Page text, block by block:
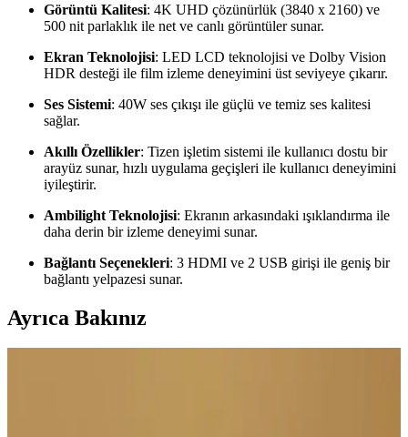
Görüntü Kalitesi: 4K UHD çözünürlük (3840 x 2160) ve
500 nit parlaklık ile net ve canlı görüntüler sunar.
Ekran Teknolojisi: LED LCD teknolojisi ve Dolby Vision
HDR desteği ile film izleme deneyimini üst seviyeye çıkarır.
Ses Sistemi: 40W ses çıkışı ile güçlü ve temiz ses kalitesi
sağlar.
Akıllı Özellikler: Tizen işletim sistemi ile kullanıcı dostu bir
arayüz sunar, hızlı uygulama geçişleri ile kullanıcı deneyimini
iyileştirir.
Ambilight Teknolojisi: Ekranın arkasındaki ışıklandırma ile
daha derin bir izleme deneyimi sunar.
Bağlantı Seçenekleri: 3 HDMI ve 2 USB girişi ile geniş bir
bağlantı yelpazesi sunar.
Ayrıca Bakınız